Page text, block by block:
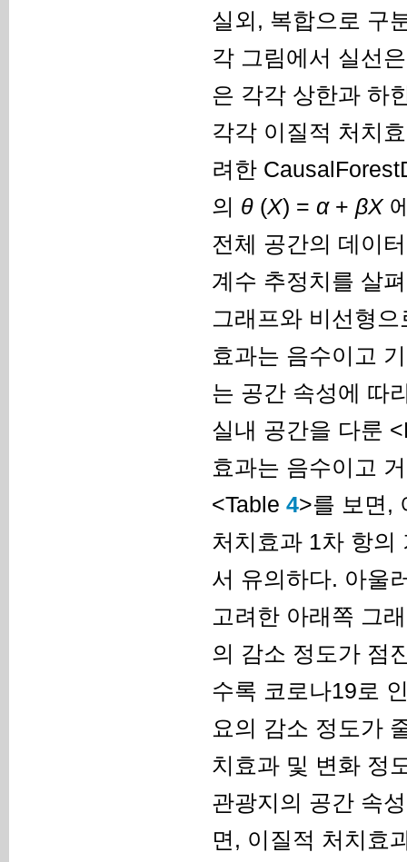
실외, 복합으로 구
각 그림에서 실선
은 각각 상한과 하
각각 이질적 처치
려한
의 θ (X) = α+ βX
전체 공간의 데이
계수 추정치를 살
그래프와 비선형
효과는 음수이고
는 공간 속성에 따
실내 공간을 다룬
효과는 음수이고
<Table 4>를 보면,
처치효과 1차 항의
서 유의하다. 아울
고려한 아래쪽 그
의 감소 정도가 점
수록 코로나19로
요의 감소 정도가
치효과 및 변화 정
관광지의 공간 속
면, 이질적 처치효